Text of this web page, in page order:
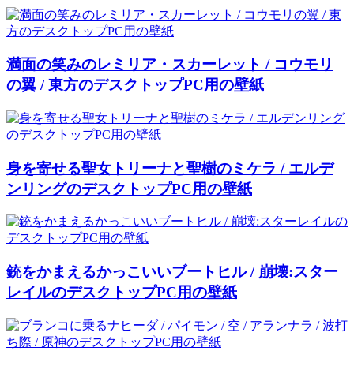
満面の笑みのレミリア・スカーレット / コウモリ
の翼 / 東方のデスクトップPC用の壁紙
身を寄せる聖女トリーナと聖樹のミケラ / エルデ
ンリングのデスクトップPC用の壁紙
銃をかまえるかっこいいブートヒル / 崩壊:スター
レイルのデスクトップPC用の壁紙